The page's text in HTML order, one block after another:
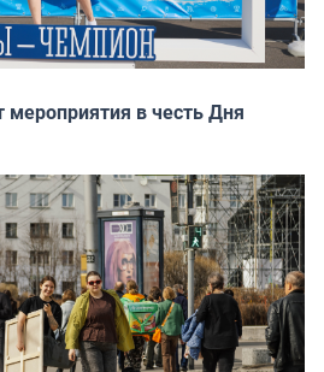
в честь Дня